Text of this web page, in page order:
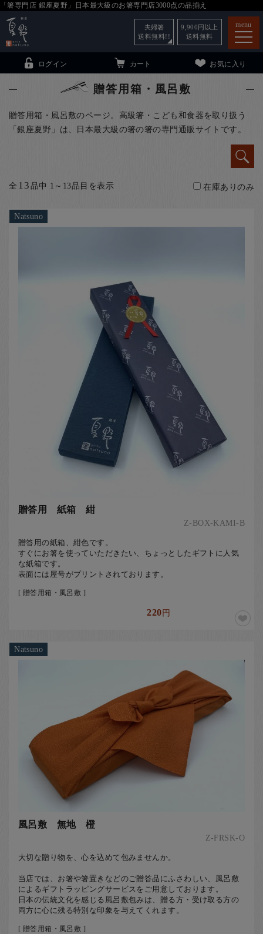
「箸専門店 銀座夏野」日本最大級のお箸専門店3000点の品揃え
menu
ご利用ガイド
ログイン カート お気に入り
夫婦箸
送料無料!!
9,900 円以上
送料無料
贈答用箱・風呂敷
贈答用箱・風呂敷のページ。高級箸・こども和食器を取り扱う
「銀座夏野」は、日本最大級の箸の箸の専門通販サイトです。
全 13品中 1～13品目を表示 在庫ありのみ
Natsuno
贈答用 紙箱 紺
Z-BOX-KAMI-B
贈答用の紙箱、紺色です。
すぐにお箸を使っていただきたい、ちょっとしたギフトに人気
な紙箱です。
表面には屋号がプリントされております。
[ 贈答用箱・風呂敷 ]
220円
Natsuno
風呂敷 無地 橙
Z-FRSK-O
大切な贈り物を、心を込めて包みませんか。
当店では、お箸や箸置きなどのご贈答品にふさわしい、風呂敷
によるギフトラッピングサービスをご用意しております。
日本の伝統文化を感じる風呂敷包みは、贈る方・受け取る方の
両方に心に残る特別な印象を与えてくれます。
[ 贈答用箱・風呂敷 ]